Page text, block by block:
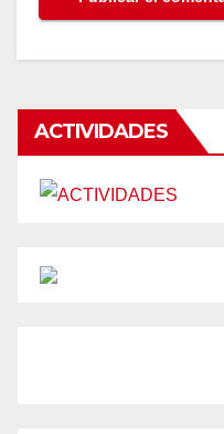
ACTIVIDADES